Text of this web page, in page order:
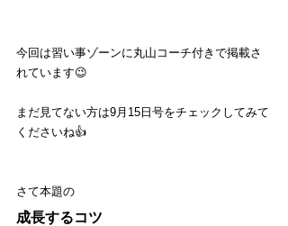
今回は習い事ゾーンに丸山コーチ付きで掲載さ
れています😉
まだ見てない方は9月15日号をチェックしてみて
くださいね👍
さて本題の
成長するコツ